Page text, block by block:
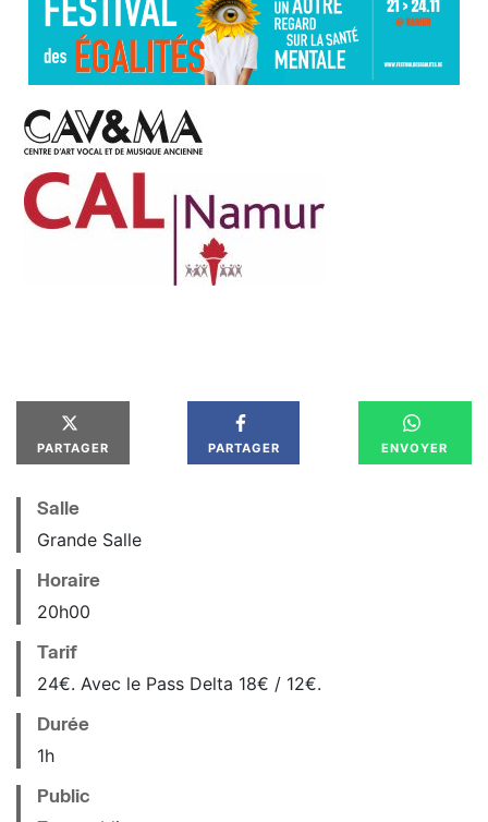
PARTAGER PARTAGER ENVOYER
Salle
Grande Salle
Horaire
20h00
Tarif
24€. Avec le Pass Delta 18€ / 12€.
Durée
1h
Public